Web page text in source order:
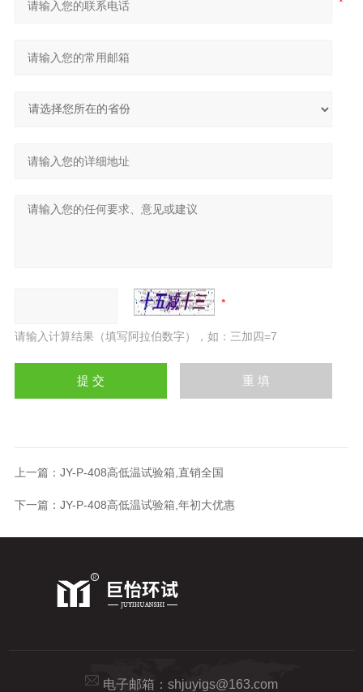
请输入计算结果（填写阿拉伯数字），如：三加四=7
上一篇： JY-P-408高低温试验箱,直销全国
下一篇： JY-P-408高低温试验箱,年初大优惠
电子邮箱： shjuyigs@163.com